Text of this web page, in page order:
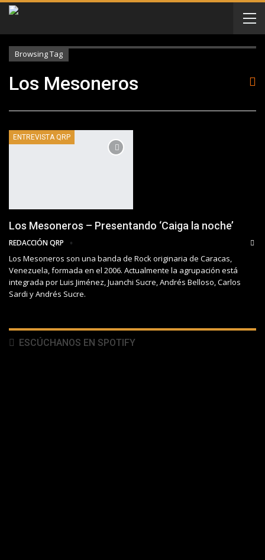
Browsing Tag
Los Mesoneros
ENTREVISTA QRP
Los Mesoneros – Presentando ‘Caiga la noche’
REDACCIÓN QRP
Los Mesoneros son una banda de Rock originaria de Caracas,
Venezuela, formada en el 2006. Actualmente la agrupación está
integrada por Luis Jiménez, Juanchi Sucre, Andrés Belloso, Carlos
Sardi y Andrés Sucre.
ESCÚCHANOS EN SPOTIFY